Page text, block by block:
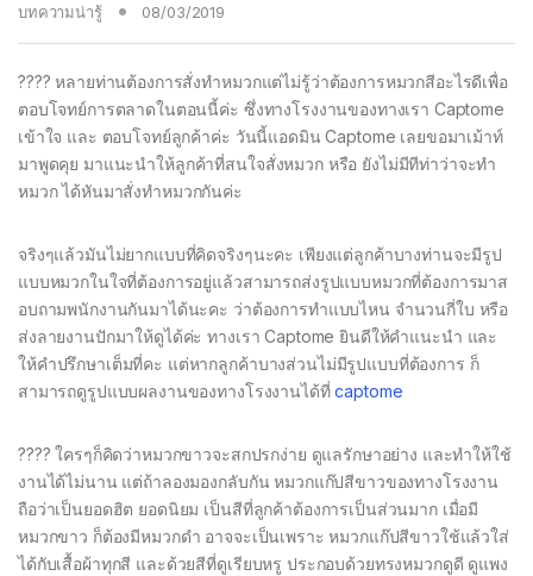
บทความน่ารู้ 08/03/2019
???? หลายท่านต้องการสั่งทำหมวกแต่ไม่รู้ว่าต้องการหมวกสีอะไรดีเพื่อ
ตอบโจทย์การตลาดในตอนนี้ค่ะ ซึ่งทางโรงงานของทางเรา Captome
เข้าใจ และ ตอบโจทย์ลูกค้าค่ะ วันนี้แอดมิน Captome เลยขอมาเม้าท์
มาพูดคุย มาแนะนำให้ลูกค้าที่สนใจสั่งหมวก หรือ ยังไม่มีทีท่าว่าจะทำ
หมวก ได้หันมาสั่งทำหมวกกันค่ะ
จริงๆแล้วมันไม่ยากแบบที่คิดจริงๆนะคะ เพียงแต่ลูกค้าบางท่านจะมีรูป
แบบหมวกในใจที่ต้องการอยู่แล้วสามารถส่งรูปแบบหมวกที่ต้องการมาส
อบถามพนักงานกันมาได้นะคะ ว่าต้องการทำแบบไหน จำนวนกี่ใบ หรือ
ส่งลายงานปักมาให้ดูได้ค่ะ ทางเรา Captome ยินดีให้คำแนะนำ และ
ให้คำปรึกษาเต็มที่คะ แต่หากลูกค้าบางส่วนไม่มีรูปแบบที่ต้องการ ก็
สามารถดูรูปแบบผลงานของทางโรงงานได้ที่captome
???? ใครๆก็คิดว่าหมวกขาวจะสกปรกง่าย ดูแลรักษาอย่าง และทำให้ใช้
งานได้ไม่นาน แต่ถ้าลองมองกลับกัน หมวกแก๊ปสีขาวของทางโรงงาน
ถือว่าเป็นยอดฮิต ยอดนิยม เป็นสีที่ลูกค้าต้องการเป็นส่วนมาก เมื่อมี
หมวกขาว ก็ต้องมีหมวกดำ อาจจะเป็นเพราะ หมวกแก๊ปสีขาวใช้แล้วใส่
ได้กับเสื้อผ้าทุกสี และด้วยสีที่ดูเรียบหรู ประกอบด้วยทรงหมวกดูดี ดูแพง